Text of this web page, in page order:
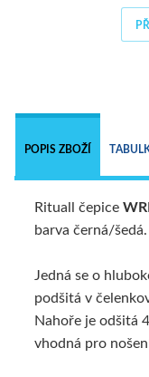
POPIS ZBOŽÍ
Rituall čepice
barva černá/šedá.
Jedná se o
podšitá v
Nahoře je odšitá
vhodná pro